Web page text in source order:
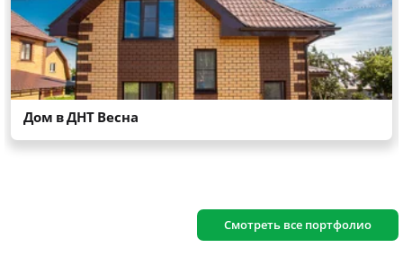
Смотреть все портфолио